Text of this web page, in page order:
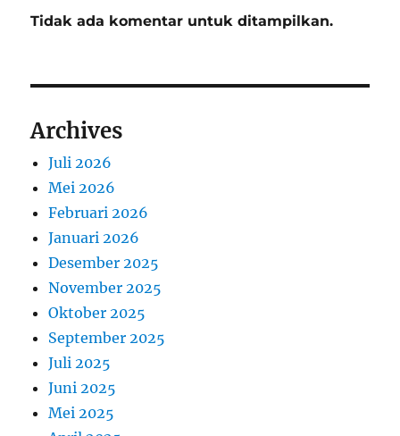
Tidak ada komentar untuk ditampilkan.
Archives
Juli 2026
Mei 2026
Februari 2026
Januari 2026
Desember 2025
November 2025
Oktober 2025
September 2025
Juli 2025
Juni 2025
Mei 2025